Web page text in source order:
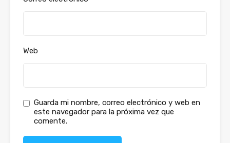
Web
Guarda mi nombre, correo electrónico y web en
este navegador para la próxima vez que
comente.